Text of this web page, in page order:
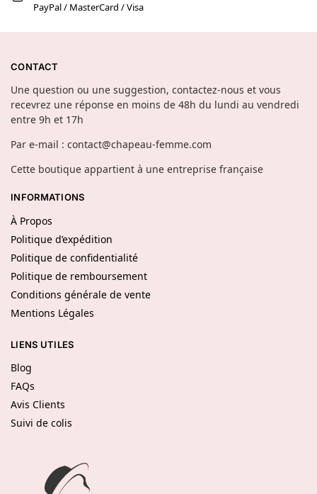
PayPal / MasterCard / Visa
CONTACT
Une question ou une suggestion, contactez-nous et vous
recevrez une réponse en moins de 48h du lundi au vendredi
entre 9h et 17h
Par e-mail : contact@chapeau-femme.com
Cette boutique appartient à une entreprise française
INFORMATIONS
À Propos
Politique d’expédition
Politique de confidentialité
Politique de remboursement
Conditions générale de vente
Mentions Légales
LIENS UTILES
Blog
FAQs
Avis Clients
Suivi de colis